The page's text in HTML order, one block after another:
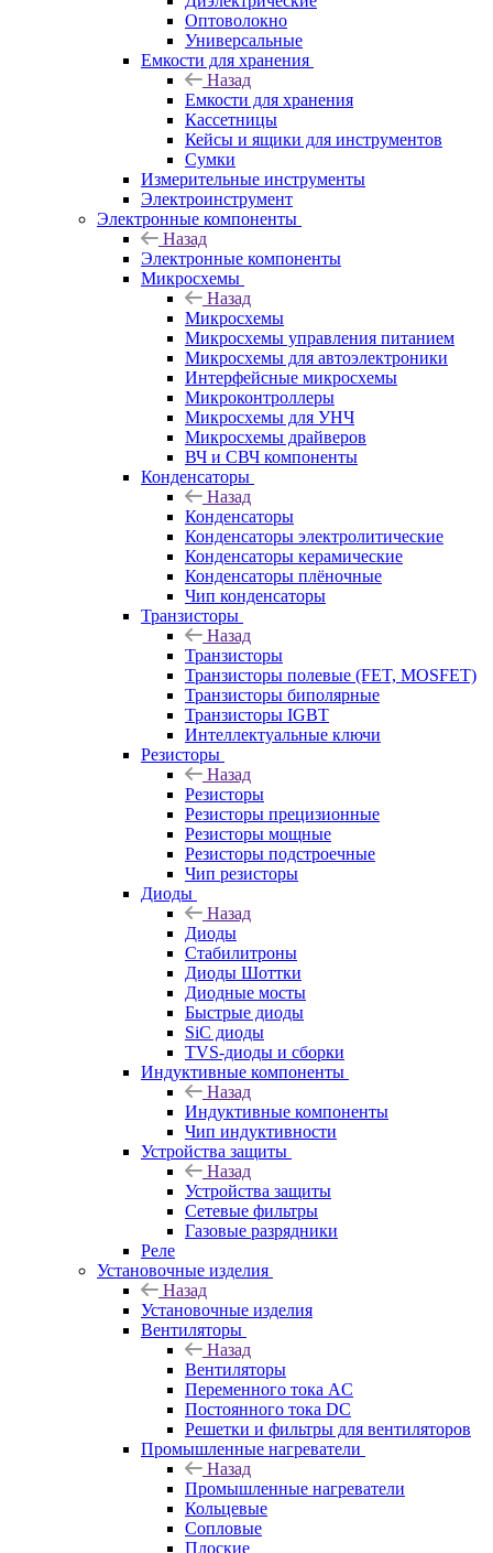
Оптоволокно
Универсальные
Емкости для хранения
Назад
Емкости для хранения
Кассетницы
Кейсы и ящики для инструментов
Сумки
Измерительные инструменты
Электроинструмент
Электронные компоненты
Назад
Электронные компоненты
Микросхемы
Назад
Микросхемы
Микросхемы управления питанием
Микросхемы для автоэлектроники
Интерфейсные микросхемы
Микроконтроллеры
Микросхемы для УНЧ
Микросхемы драйверов
ВЧ и СВЧ компоненты
Конденсаторы
Назад
Конденсаторы
Конденсаторы электролитические
Конденсаторы керамические
Конденсаторы плёночные
Чип конденсаторы
Транзисторы
Назад
Транзисторы
Транзисторы полевые (FET, MOSFET)
Транзисторы биполярные
Транзисторы IGBT
Интеллектуальные ключи
Резисторы
Назад
Резисторы
Резисторы прецизионные
Резисторы мощные
Резисторы подстроечные
Чип резисторы
Диоды
Назад
Диоды
Стабилитроны
Диоды Шоттки
Диодные мосты
Быстрые диоды
SiC диоды
TVS-диоды и сборки
Индуктивные компоненты
Назад
Индуктивные компоненты
Чип индуктивности
Устройства защиты
Назад
Устройства защиты
Сетевые фильтры
Газовые разрядники
Реле
Установочные изделия
Назад
Установочные изделия
Вентиляторы
Назад
Вентиляторы
Переменного тока AC
Постоянного тока DC
Решетки и фильтры для вентиляторов
Промышленные нагреватели
Назад
Промышленные нагреватели
Кольцевые
Сопловые
Плоские